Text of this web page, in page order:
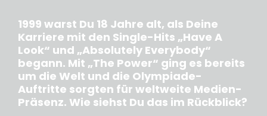
1999 warst Du 18 Jahre alt, als Deine
Karriere mit den Single-Hits „Have A
Look“ und „Absolutely Everybody“
begann. Mit „The Power“ ging es bereits
um die Welt und die Olympiade-
Auftritte sorgten für weltweite Medien-
Präsenz. Wie siehst Du das im Rückblick?